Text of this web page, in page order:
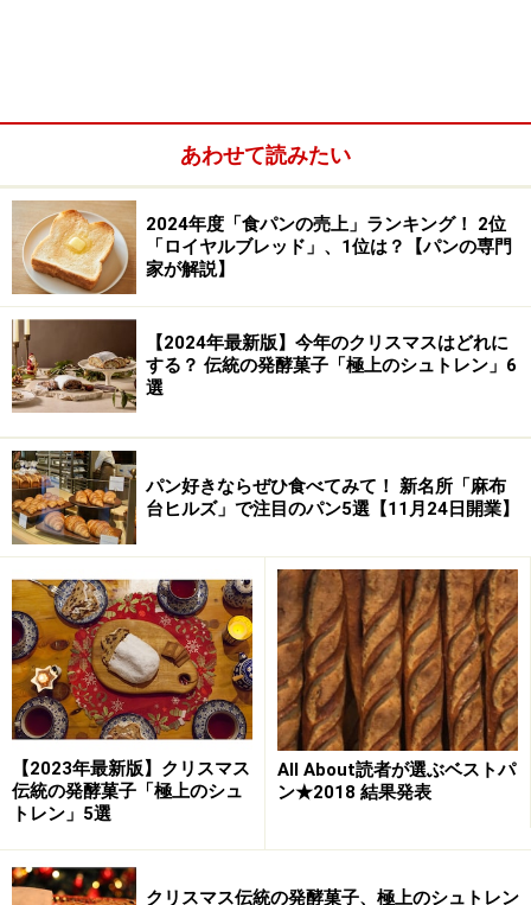
K：「NYの今の健康志向は？」
「ホールグレイン、ベジタリアンなどヘルスコンシ
ャスな志向はありますね。」
K：「今日エイミーが作るハマスとニンジンのサラダな
ど、以前はジューイッシュデリの食材でしかなかったよ
うだけれど・・・」
E：「伝統の食材ですね。いろいろな食材が手に入る時
代になったので、さまざまな可能性が広がっていると思
K：「パン屋とデリは、イメージが近くなってきている
ように思うけれど？」
E：「甘いものやサンドウィッチ、そしてコーヒーなど
いろいろな需要があって、パン屋とデリは近くなってき
ているように思います。Amy's Breadでは3種のサラダ、
そしてスープも出すようになりました。」
E：「今NYではグリルドサンドウィッチといってチーズ
のとろけるサンドウィッチが流行っています。日本はど
うですか？」
K：「角食サンドばかりでなくフランスのパン屋のよう
ドウィッチもありますし、ロティサリーサンドなんてこ
あわせて読みたい
2024年度「食パンの売上」ランキング！ 2位
「ロイヤルブレッド」、1位は？【パンの専門
家が解説】
【2024年最新版】今年のクリスマスはどれに
する？ 伝統の発酵菓子「極上のシュトレン」6
選
パン好きならぜひ食べてみて！ 新名所「麻布
台ヒルズ」で注目のパン5選【11月24日開業】
【2023年最新版】クリスマス
伝統の発酵菓子「極上のシュ
トレン」5選
All About読者が選ぶベストパ
ン★2018 結果発表
クリスマス伝統の発酵菓子、極上のシュトレン